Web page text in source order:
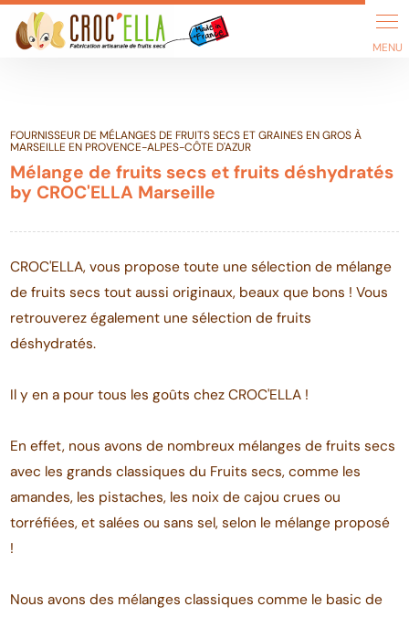
FOURNISSEUR DE MÉLANGES DE FRUITS SECS ET GRAINES EN GROS À
MARSEILLE EN PROVENCE-ALPES-CÔTE D'AZUR
Mélange de fruits secs et fruits déshydratés
by CROC'ELLA Marseille
CROC'ELLA, vous propose toute une sélection de mélange
de fruits secs tout aussi originaux, beaux que bons ! Vous
retrouverez également une sélection de fruits
déshydratés.
Il y en a pour tous les goûts chez CROC'ELLA !
En effet, nous avons de nombreux mélanges de fruits secs
avec les grands classiques du Fruits secs, comme les
amandes, les pistaches, les noix de cajou crues ou
torréfiées, et salées ou sans sel, selon le mélange proposé
!
Nous avons des mélanges classiques comme le basic de
Panneau de gestion des cookies